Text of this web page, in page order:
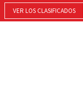
VER LOS CLASIFICADOS